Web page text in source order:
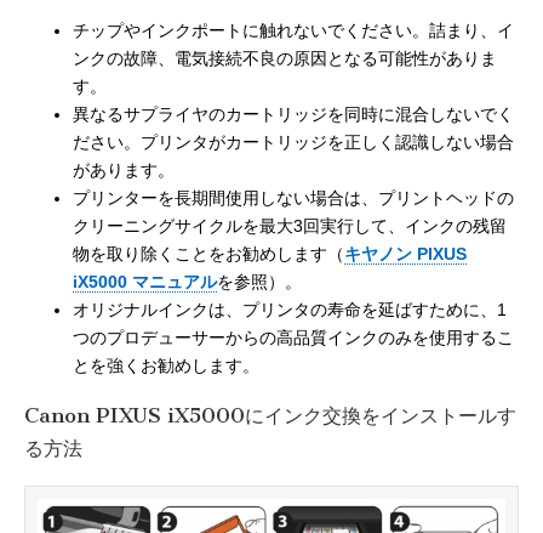
チップやインクポートに触れないでください。詰まり、イ
ンクの故障、電気接続不良の原因となる可能性がありま
す。
異なるサプライヤのカートリッジを同時に混合しないでく
ださい。プリンタがカートリッジを正しく認識しない場合
があります。
プリンターを長期間使用しない場合は、プリントヘッドの
クリーニングサイクルを最大3回実行して、インクの残留
物を取り除くことをお勧めします（キヤノン PIXUS
iX5000 マニュアルを参照）。
オリジナルインクは、プリンタの寿命を延ばすために、1
つのプロデューサーからの高品質インクのみを使用するこ
とを強くお勧めします。
Canon PIXUS iX5000にインク交換をインストールす
る方法